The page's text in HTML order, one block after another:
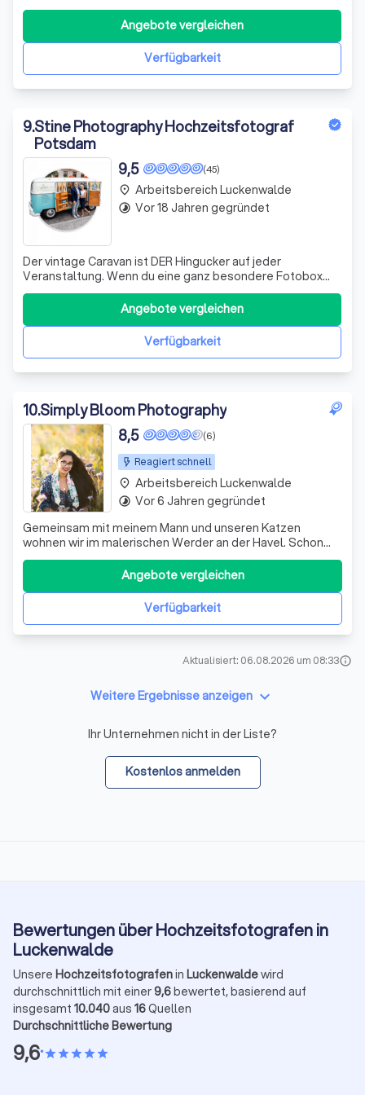
sind auf der Suche nach etwas Besonderem? Sie wollen
Fotos von sich, die mehr zeigen als Ihre übliche
Schokoladenseite? Sie wünschen sich Bilder, die ehrlich
sind, lebendig, natürlich –Verfügbarkeit
Angebote vergleichen
9.Stine Photography Hochzeitsfotograf
Potsdam
(45)
9,5
Der vintage Caravan ist DER Hingucker auf jeder
Veranstaltung. Wenn du eine ganz besondere Fotobox
suchst, dann ist dieser liebevoll restaurierte Anhänger
genau das richtige für dein Event. Hier kommen die Fotos
als Stripes heraus, ganz so wie es früher war. Der Caravan
wird durch unser Team betreut
Verfügbarkeit
Angebote vergleichen
place Arbeitsbereich Luckenwalde
timelapse Vor 18 Jahren gegründet
10.Simply Bloom Photography
Reagiert schnell
(6)
8,5
Gemeinsam mit meinem Mann und unseren Katzen
wohnen wir im malerischen Werder an der Havel. Schon
früh erkannte ich, dass kreative Arbeit meine Leidenschaft
Dunkelkammer zu entwickeln und mit 14 konnte ich mir
meine erste Kamera zulegenVerfügbarkeit
Angebote vergleichen
place Arbeitsbereich Luckenwalde
timelapse Vor 6 Jahren gegründet
Aktualisiert: 06.08.2026 um 08:33info
Weitere Ergebnisse anzeigen keyboard_arrow_down
Ihr Unternehmen nicht in der Liste?
Kostenlos anmelden
Bewertungen über Hochzeitsfotografen in
Luckenwalde
Unsere Hochzeitsfotografenin Luckenwaldewird
durchschnittlich mit einer9,6bewertet, basierend auf
insgesamt 10.040aus 16Quellen
Durchschnittliche Bewertung
9,6•starstarstarstarstar